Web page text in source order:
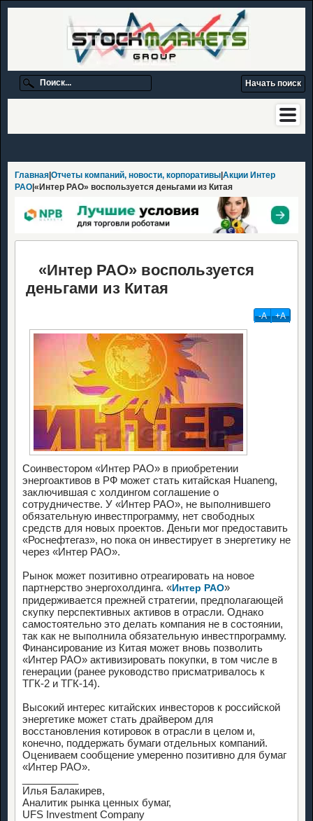
Главная Отчеты компаний, новости, корпоративы Акции Интер
РАО |«Интер РАО» воспользуется деньгами из Китая
«Интер РАО» воспользуется
деньгами из Китая
-А +А
Соинвестором «Интер РАО» в приобретении
энергоактивов в РФ может стать китайская Huaneng,
заключившая с холдингом соглашение о
сотрудничестве. У «Интер РАО», не выполнившего
обязательную инвестпрограмму, нет свободных
средств для новых проектов. Деньги мог предоставить
«Роснефтегаз», но пока он инвестирует в энергетику не
через «Интер РАО».
Рынок может позитивно отреагировать на новое
партнерство энергохолдинга. «Интер РАО»
придерживается прежней стратегии, предполагающей
скупку перспективных активов в отрасли. Однако
самостоятельно это делать компания не в состоянии,
так как не выполнила обязательную инвестпрограмму.
Финансирование из Китая может вновь позволить
«Интер РАО» активизировать покупки, в том числе в
генерации (ранее руководство присматривалось к
ТГК-2 и ТГК-14).
Высокий интерес китайских инвесторов к российской
энергетике может стать драйвером для
восстановления котировок в отрасли в целом и,
конечно, поддержать бумаги отдельных компаний.
Оцениваем сообщение умеренно позитивно для бумаг
«Интер РАО».
Илья Балакирев,
Аналитик рынка ценных бумаг,
UFS Investment Company